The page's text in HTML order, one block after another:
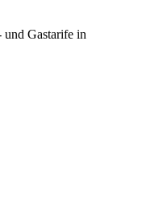
und Gastarife in